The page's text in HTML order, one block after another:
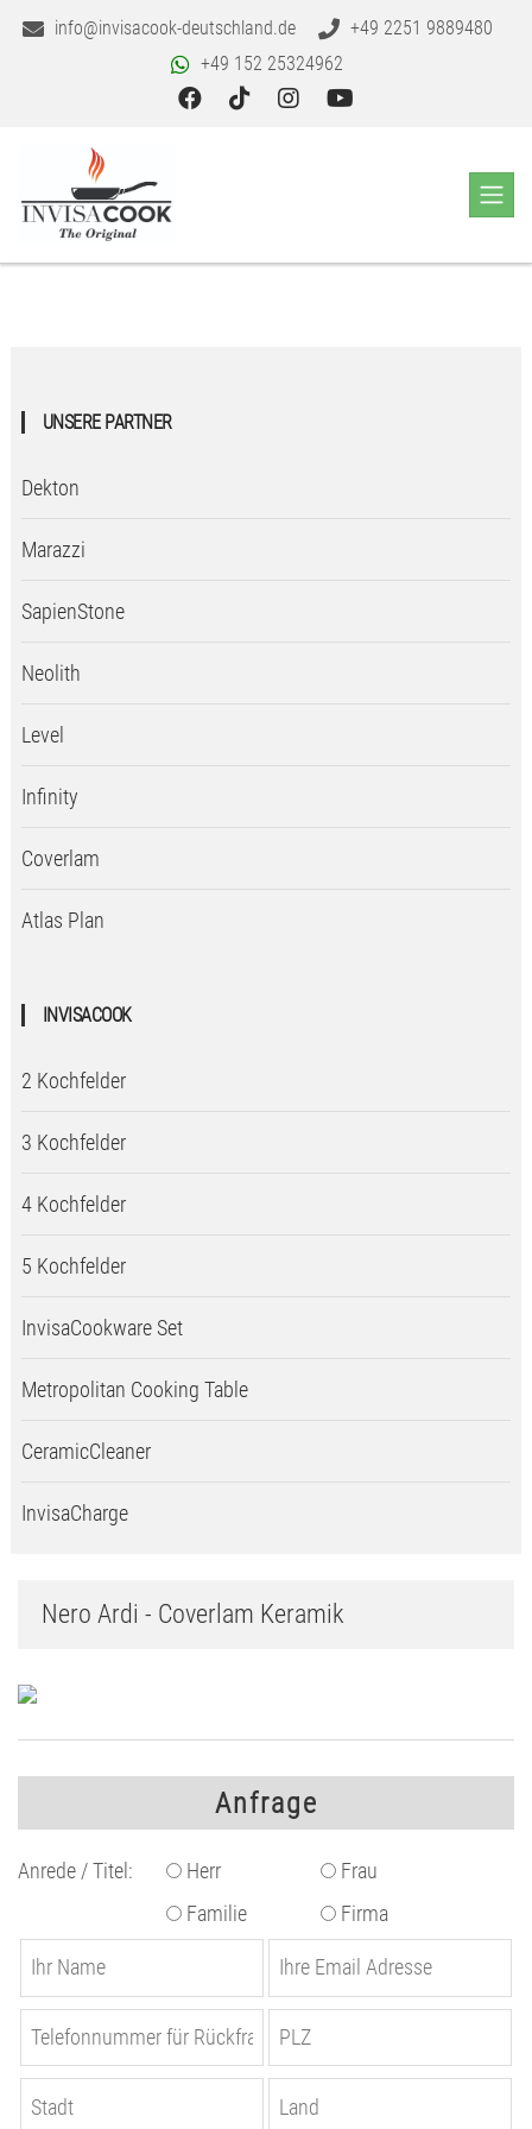
info@invisacook-deutschland.de
+49 2251 9889480
+49 152 25324962
UNSERE PARTNER
Dekton
Marazzi
SapienStone
Neolith
Level
Infinity
Coverlam
Atlas Plan
INVISACOOK
2 Kochfelder
3 Kochfelder
4 Kochfelder
5 Kochfelder
InvisaCookware Set
Metropolitan Cooking Table
CeramicCleaner
InvisaCharge
Nero Ardi - Coverlam Keramik
Anfrage
Anrede / Titel: Herr
Frau
Familie
Firma